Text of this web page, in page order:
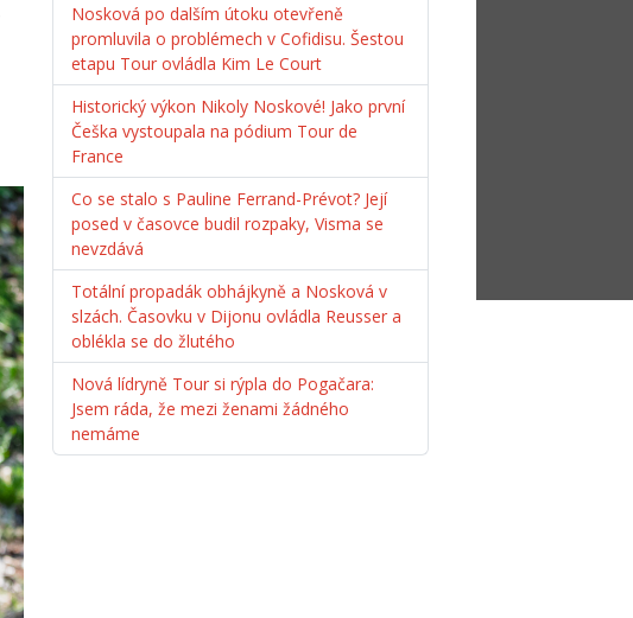
Nosková po dalším útoku otevřeně
promluvila o problémech v Cofidisu. Šestou
etapu Tour ovládla Kim Le Court
Historický výkon Nikoly Noskové! Jako první
Češka vystoupala na pódium Tour de
France
Co se stalo s Pauline Ferrand-Prévot? Její
posed v časovce budil rozpaky, Visma se
nevzdává
Totální propadák obhájkyně a Nosková v
slzách. Časovku v Dijonu ovládla Reusser a
oblékla se do žlutého
Nová lídryně Tour si rýpla do Pogačara:
Jsem ráda, že mezi ženami žádného
nemáme